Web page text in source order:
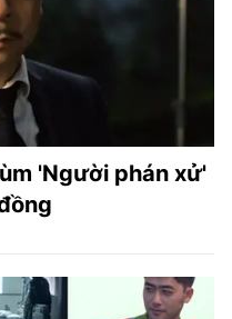
'Người phán xử'